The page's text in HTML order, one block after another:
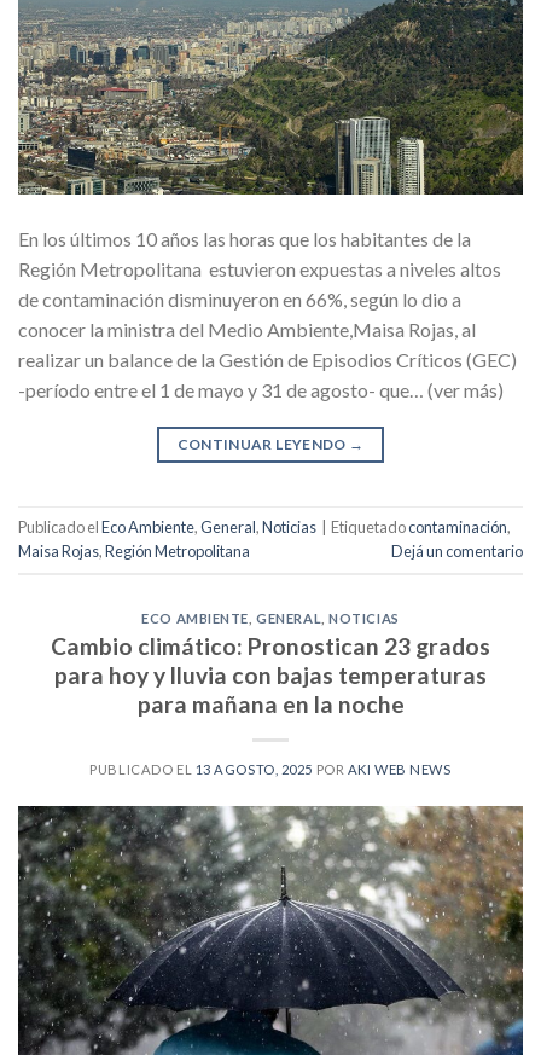
En los últimos 10 años las horas que los habitantes de la
Región Metropolitana estuvieron expuestas a niveles altos
de contaminación disminuyeron en 66%, según lo dio a
conocer la ministra del Medio Ambiente,Maisa Rojas, al
realizar un balance de la Gestión de Episodios Críticos (GEC)
-período entre el 1 de mayo y 31 de agosto- que… (ver más)
CONTINUAR LEYENDO →
Publicado elEco Ambiente,General,Noticias Etiquetadocontaminación,
Maisa Rojas,Región Metropolitana Dejá un comentario
ECO AMBIENTE ,GENERAL ,NOTICIAS
Cambio climático: Pronostican 23 grados
para hoy y lluvia con bajas temperaturas
para mañana en la noche
PUBLICADO EL 13 AGOSTO, 2025 POR AKI WEB NEWS